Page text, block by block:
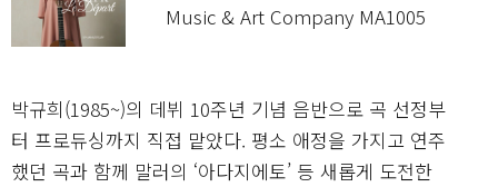
Music & Art Company MA1005
박규희(1985~)의 데뷔 10주년 기념 음반으로 곡 선정부
터 프로듀싱까지 직접 맡았다. 평소 애정을 가지고 연주
했던 곡과 함께 말러의 ‘아다지에토’ 등 새롭게 도전한